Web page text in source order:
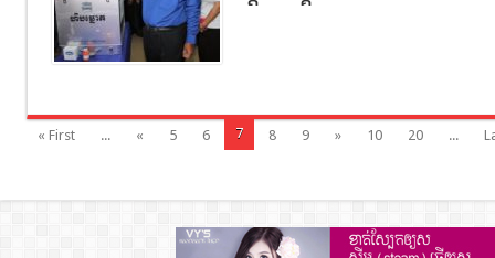
« First ... « 5 6 7 8 9 » 10 20 ...